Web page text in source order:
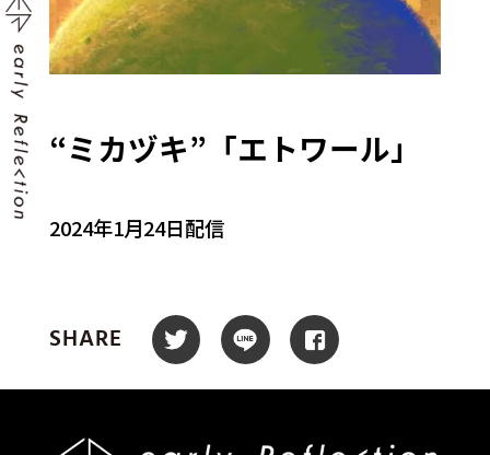
“ミカヅキ”「エトワール」
2024年1月24日配信
SHARE